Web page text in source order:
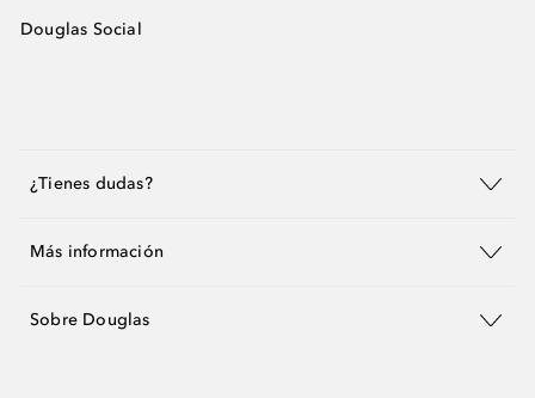
Douglas Social
¿Tienes dudas?
Más información
Sobre Douglas